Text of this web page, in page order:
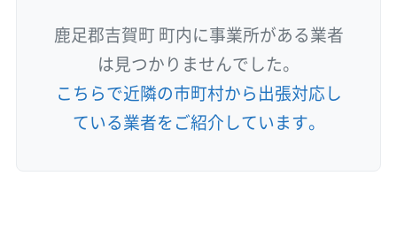
鹿足郡吉賀町 町内に事業所がある業者
は見つかりませんでした。
こちらで近隣の市町村から出張対応し
ている業者をご紹介しています。